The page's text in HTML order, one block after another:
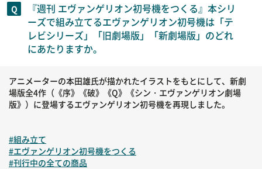
『週刊 エヴァンゲリオン初号機をつくる』本シリ
ーズで組み立てるエヴァンゲリオン初号機は「テ
レビシリーズ」「旧劇場版」「新劇場版」のどれ
にあたりますか。
アニメーターの本田雄氏が描かれたイラストをもとにして、新劇
場版全4作（《序》《破》《Q》《シン・エヴァンゲリオン劇場
版》）に登場するエヴァンゲリオン初号機を再現しました。
#組み立て
#エヴァンゲリオン初号機をつくる
#刊行中の全ての商品